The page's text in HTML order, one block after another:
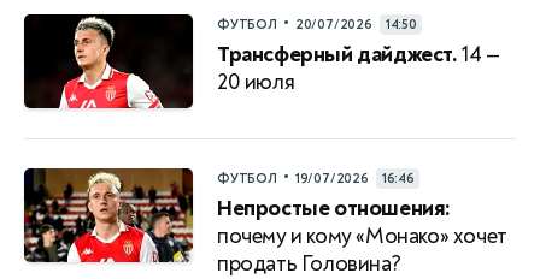
ФУТБОЛ • 20/07/2026 14:50
Трансферный дайджест.14 —
20 июля
ФУТБОЛ • 19/07/2026 16:46
Непростые отношения:
почему и кому «Монако» хочет
продать Головина?